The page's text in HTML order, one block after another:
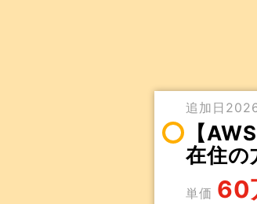
追加日
【
在住の
単価 60